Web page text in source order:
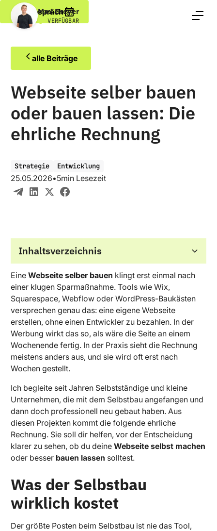
Max Dreyer
VERFÜGBAR
Erstgespräch
alle Beiträge
Webseite selber bauen
oder bauen lassen: Die
ehrliche Rechnung
Strategie Entwicklung
25.05.2026•5min Lesezeit
Inhaltsverzeichnis
Was der Selbstbau wirklich kostet
Was beim Selbstbau fast immer schiefgeht
Wann der Selbstbau trotzdem richtig ist
Was eine professionelle Umsetzung wirklich
anders macht
Die Mischform ist oft die ehrlichste Antwort
Eine konkrete ROI-Rechnung
Wann du dich für was entscheiden solltest
EineWebseite selber bauen klingt erst einmal nach
einer klugen Sparmaßnahme. Tools wie Wix,
Squarespace, Webflow oder WordPress-Baukästen
versprechen genau das: eine eigene Webseite
erstellen, ohne einen Entwickler zu bezahlen. In der
Werbung wirkt das so, als wäre die Seite an einem
Wochenende fertig. In der Praxis sieht die Rechnung
meistens anders aus, und sie wird oft erst nach
Wochen gestellt.
Ich begleite seit Jahren Selbstständige und kleine
Unternehmen, die mit dem Selbstbau angefangen und
dann doch professionell neu gebaut haben. Aus
diesen Projekten kommt die folgende ehrliche
Rechnung. Sie soll dir helfen, vor der Entscheidung
klarer zu sehen, ob du deineWebseite selbst machen
oder besser bauen lassen solltest.
Was der Selbstbau
wirklich kostet
Der größte Posten beim Selbstbau ist nie das Tool,